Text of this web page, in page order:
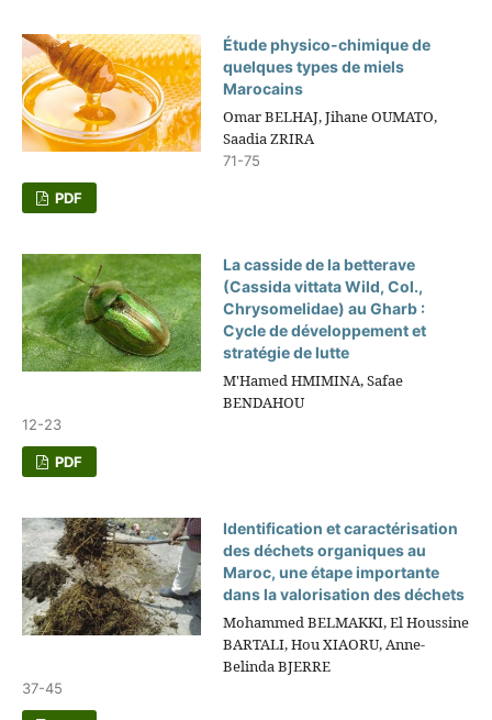
Étude physico-chimique de
quelques types de miels
Marocains
Omar BELHAJ, Jihane OUMATO,
Saadia ZRIRA
71-75
PDF
La casside de la betterave
(Cassida vittata Wild, Col.,
Chrysomelidae) au Gharb :
Cycle de développement et
stratégie de lutte
M'Hamed HMIMINA, Safae
BENDAHOU
12-23
PDF
Identification et caractérisation
des déchets organiques au
Maroc, une étape importante
dans la valorisation des déchets
Mohammed BELMAKKI, El Houssine
BARTALI, Hou XIAORU, Anne-
Belinda BJERRE
37-45